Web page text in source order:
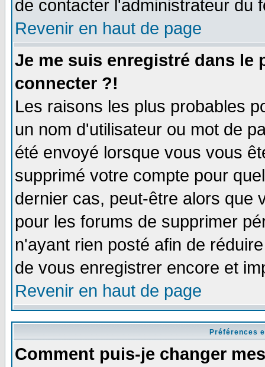
de contacter l'administrateur du
Revenir en haut de page
Je me suis enregistré dans le
connecter ?!
Les raisons les plus probables
un nom d'utilisateur ou mot de
été envoyé lorsque vous vous
supprimé votre compte pour
dernier cas, peut-être alors que
pour les forums de supprimer
n'ayant rien posté afin de
de vous enregistrer encore et
Revenir en haut de page
Préférences
Comment puis-je changer